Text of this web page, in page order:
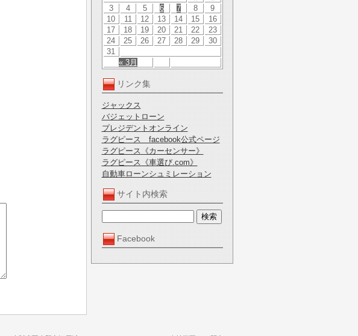
« 3月
3
4 5 6 7 8
9
10
11 12 13 14 15
16
17
18 19 20 21 22
23
24
25 26 27 28 29
30
31
リンク集
ジャックス
バジェットローン
プレジデントオンライン
ラグピース facebook公式ページ
ラグピース《カーセンサー》
ラグピース《車選び.com》
自動車ローンシュミレーション
サイト内検索
Facebook